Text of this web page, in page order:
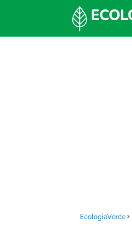
EcologíaVerde